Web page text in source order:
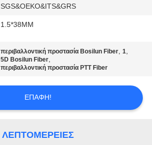
SGS&OEKO&ITS&GRS
1.5*38MM
περιβαλλοντική προστασία Bosilun Fiber,1,
5D Bosilun Fiber,
περιβαλλοντική προστασία PTT Fiber
ΕΠΑΦΉ!
ΛΕΠΤΟΜΈΡΕΙΕΣ